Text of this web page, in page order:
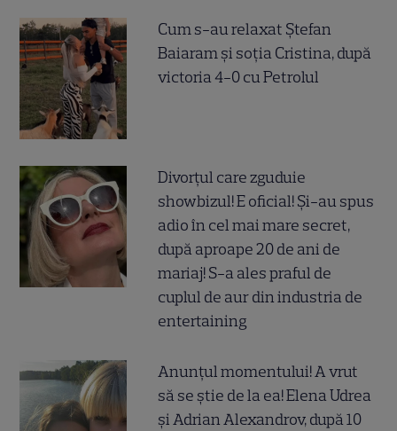
Cum s-au relaxat Ștefan
Baiaram și soția Cristina, după
victoria 4-0 cu Petrolul
Divorțul care zguduie
showbizul! E oficial! Și-au spus
adio în cel mai mare secret,
după aproape 20 de ani de
mariaj! S-a ales praful de
cuplul de aur din industria de
entertaining
Anunțul momentului! A vrut
să se știe de la ea! Elena Udrea
și Adrian Alexandrov, după 10